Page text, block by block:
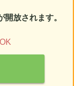
放されます。